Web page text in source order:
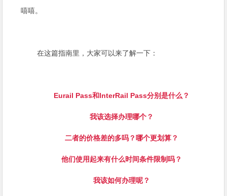
嘻嘻。
在这篇指南里，大家可以来了解一下：
Eurail Pass和InterRail Pass分别是什么？
我该选择办理哪个？
二者的价格差的多吗？哪个更划算？
他们使用起来有什么时间条件限制吗？
我该如何办理呢？